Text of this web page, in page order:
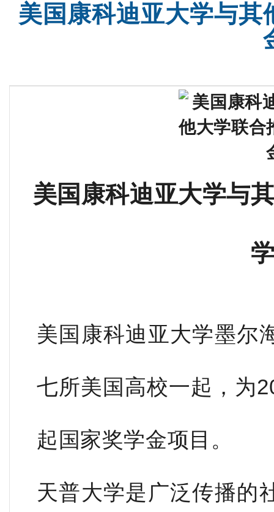
美国康科迪亚大学与
美国康科迪亚大学与
美国康科迪亚大学墨尔
七所美国高校一起，为
起国家奖学金项目。
天普大学是广泛传播的